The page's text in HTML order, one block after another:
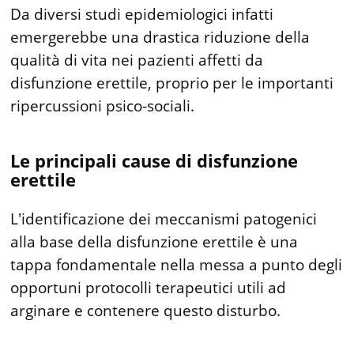
Da diversi studi epidemiologici infatti
emergerebbe una drastica riduzione della
qualità di vita nei pazienti affetti da
disfunzione erettile, proprio per le importanti
ripercussioni psico-sociali.
Le principali cause di disfunzione
erettile
L'identificazione dei meccanismi patogenici
alla base della disfunzione erettile è una
tappa fondamentale nella messa a punto degli
opportuni protocolli terapeutici utili ad
arginare e contenere questo disturbo.